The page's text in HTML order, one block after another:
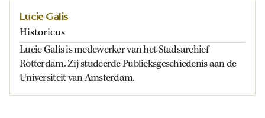
Lucie Galis
Historicus
Lucie Galis is medewerker van het Stadsarchief
Rotterdam. Zij studeerde Publieksgeschiedenis aan de
Universiteit van Amsterdam.